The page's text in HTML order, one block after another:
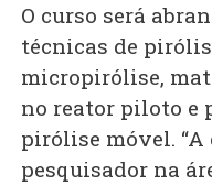
O curso será
técnicas de
micropirólise,
no reator piloto e
pirólise móvel.
pesquisador na